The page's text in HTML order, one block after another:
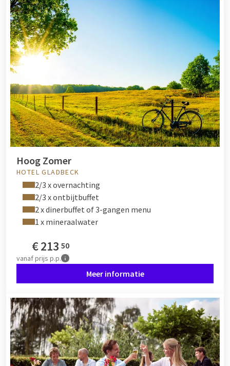
Hoog Zomer
HOTEL GLADBECK
2/3 x overnachting
2/3 x ontbijtbuffet
2 x dinerbuffet of 3-gangen menu
1 x mineraalwater
€213 50
vanafprijs p.p.
Meer informatie